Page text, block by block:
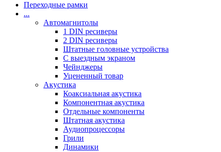
Переходные рамки
...
Автомагнитолы
1 DIN ресиверы
2 DIN ресиверы
Штатные головные устройства
С выездным экраном
Чейнджеры
Уцененный товар
Акустика
Коаксиальная акустика
Компонентная акустика
Отдельные компоненты
Штатная акустика
Аудиопроцессоры
Грили
Динамики